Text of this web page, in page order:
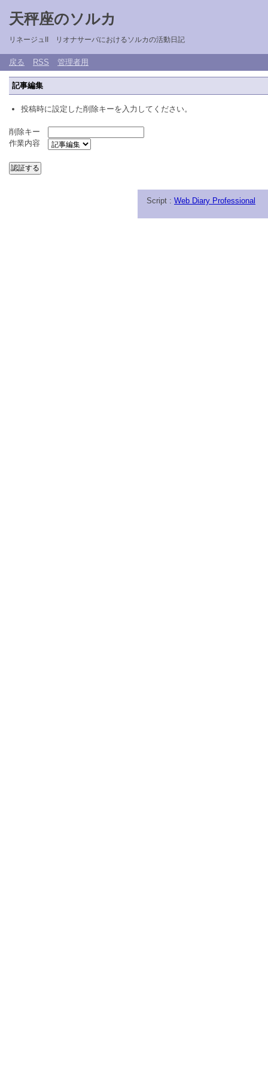
天秤座のソルカ
リネージュII リオナサーバにおけるソルカの活動日記
戻る RSS 管理者用
記事編集
投稿時に設定した削除キーを入力してください。
削除キー
作業内容
Script : Web Diary Professional